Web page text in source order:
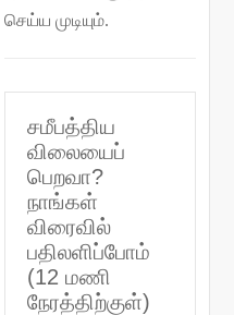
செய்ய முடியும்.
சமீபத்திய
விலையைப்
பெறவா?
நாங்கள்
விரைவில்
பதிலளிப்போம்
(12 மணி
நேரத்திற்குள்)